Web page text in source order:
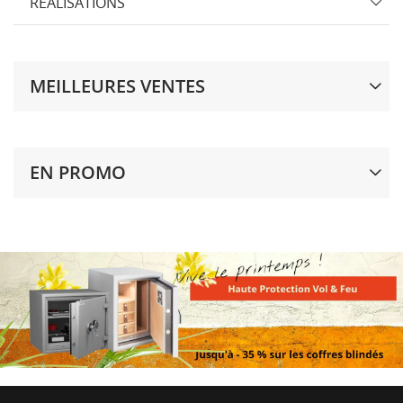
MEILLEURES VENTES
EN PROMO
Annuler